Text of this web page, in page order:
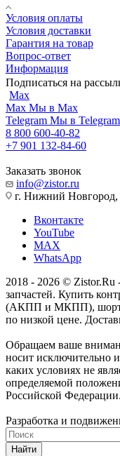
Условия оплаты
Условия доставки
Гарантия на товар
Вопрос-ответ
Информация
Подписаться на
Max
Max Мы в Max
Telegram Мы в Telegram
8 800 600-40-82
+7 901 132-84-60
Заказать звонок
info@zistor.ru
г. Нижний Новгород,
Вконтакте
YouTube
MAX
WhatsApp
2018 - 2026 © Zistor.Ru
запчастей. Купить
(АКПП и МКПП), шорт
по низкой цене.
Обращаем ваше
носит исключительно
каких условиях не
определяемой
Российской Федерации.
Разработка и
Найти